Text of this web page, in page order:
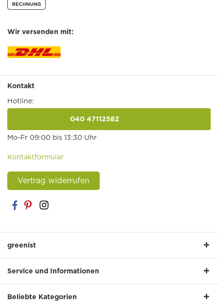
Wir versenden mit:
Kontakt
Hotline:
040 47112582
Mo-Fr 09:00 bis 13:30 Uhr
Kontaktformular
Vertrag widerrufen
greenist
Service und Informationen
Beliebte Kategorien